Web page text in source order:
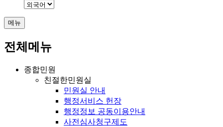
메뉴
전체메뉴
종합민원
친절한민원실
민원실 안내
행정서비스 헌장
행정정보 공동이용안내
사전심사청구제도